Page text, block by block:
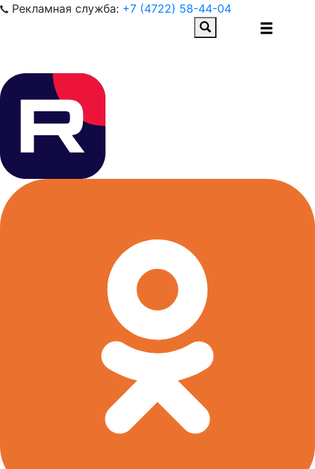
Рекламная служба: +7 (4722) 58-44-04